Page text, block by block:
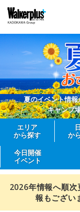
夏のイベント情
キャンプ
エリア
から探す
か
今日開催
イベント
2026年情報へ順
報もござい